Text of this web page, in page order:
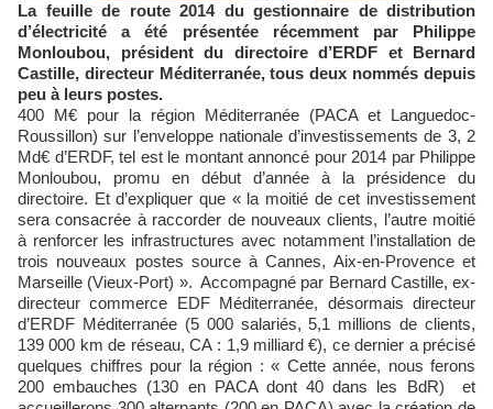
La feuille de route 2014 du gestionnaire de distribution
d’électricité a été présentée récemment par Philippe
Monloubou, président du directoire d’ERDF et Bernard
Castille, directeur Méditerranée, tous deux nommés depuis
peu à leurs postes.
400 M€ pour la région Méditerranée (PACA et Languedoc-
Roussillon) sur l’enveloppe nationale d’investissements de 3, 2
Md€ d’ERDF, tel est le montant annoncé pour 2014 par Philippe
Monloubou, promu en début d’année à la présidence du
directoire. Et d’expliquer que « la moitié de cet investissement
sera consacrée à raccorder de nouveaux clients, l’autre moitié
à renforcer les infrastructures avec notamment l’installation de
trois nouveaux postes source à Cannes, Aix-en-Provence et
Marseille (Vieux-Port) ». Accompagné par Bernard Castille, ex-
directeur commerce EDF Méditerranée, désormais directeur
d’ERDF Méditerranée (5 000 salariés, 5,1 millions de clients,
139 000 km de réseau, CA : 1,9 milliard €), ce dernier a précisé
quelques chiffres pour la région : « Cette année, nous ferons
200 embauches (130 en PACA dont 40 dans les BdR) et